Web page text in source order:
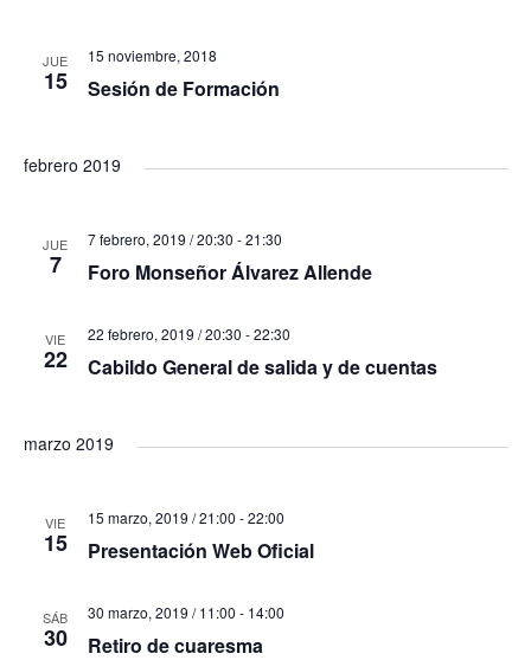
s
o
JUE
15 Sesión de Formación
15 noviembre, 2018
febrero 2019
JUE
7 Foro Monseñor Álvarez Allende
7 febrero, 2019 / 20:30 -21:30
VIE
22 Cabildo General de salida y de cuentas
22 febrero, 2019 / 20:30 -22:30
marzo 2019
VIE
15 Presentación Web Oficial
15 marzo, 2019 / 21:00 -22:00
SÁB
30 Retiro de cuaresma
30 marzo, 2019 / 11:00 - 14:00